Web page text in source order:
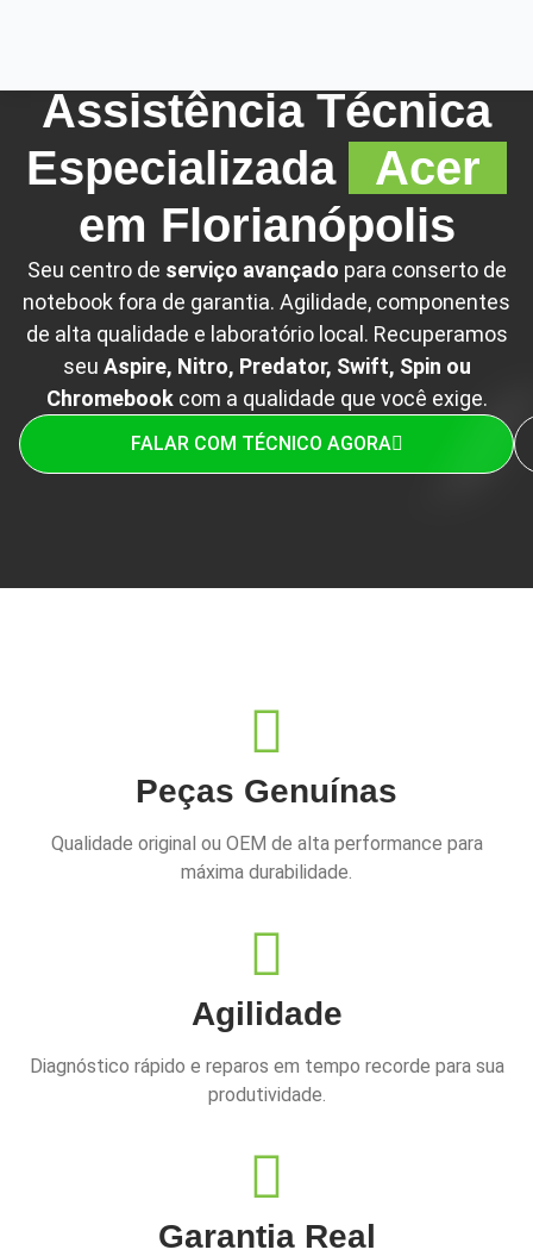
Assistência Técnica
Especializada
Acer
em Florianópolis
Seu centro de serviço avançado para conserto de
notebook fora de garantia. Agilidade, componentes
de alta qualidade e laboratório local. Recuperamos
seu Aspire, Nitro, Predator, Swift, Spin ou
Chromebookcom a qualidade que você exige.
FALAR COM TÉCNICO AGORA
Peças Genuínas
Qualidade original ou OEM de alta performance para
máxima durabilidade.
Agilidade
Diagnóstico rápido e reparos em tempo recorde para sua
produtividade.
Garantia Real